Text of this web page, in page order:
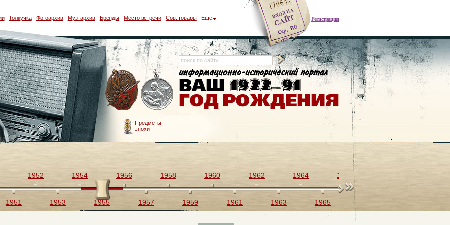
Регистрация
Толкучка Фотоархив Муз. архив Бренды Место встречи Сов. товары Еще
Предметы
эпохи
1951
1952
1953
1954
1955
1956
1957
1958
1959
1960
1961
1962
1963
1964
1965
1966